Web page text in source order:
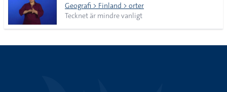
Geografi > Finland > orter
Tecknet är mindre vanligt